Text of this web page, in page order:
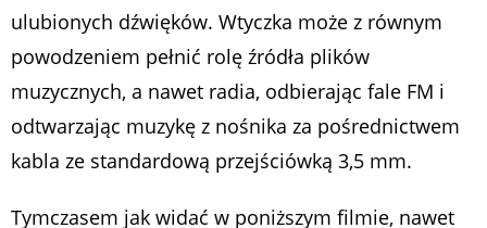
ulubionych dźwięków. Wtyczka może z równym
powodzeniem pełnić rolę źródła plików
muzycznych, a nawet radia, odbierając fale FM i
odtwarzając muzykę z nośnika za pośrednictwem
kabla ze standardową przejściówką 3,5 mm.
Tymczasem jak widać w poniższym filmie, nawet